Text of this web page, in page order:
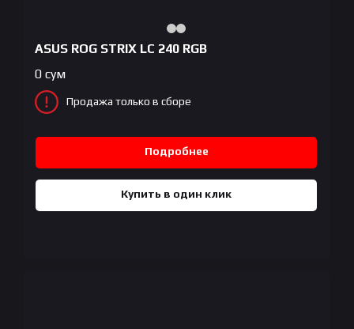
ASUS ROG STRIX LC 240 RGB
0 сум
Продажа только в сборе
Подробнее
Купить в один клик